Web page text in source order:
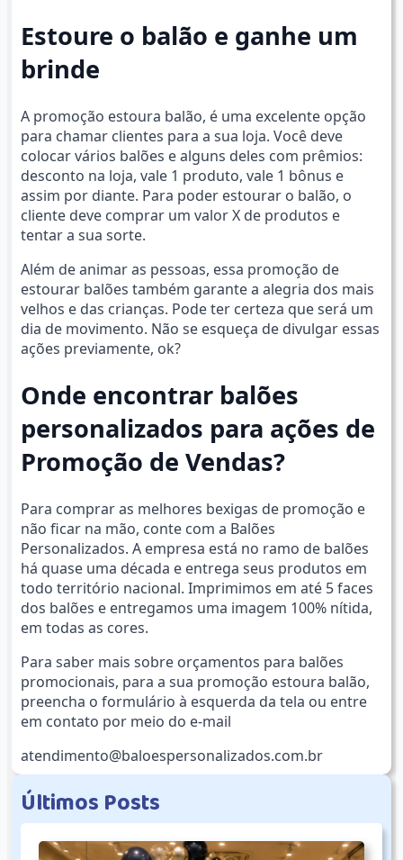
Estoure o balão e ganhe um
brinde
A promoção estoura balão, é uma excelente opção
para chamar clientes para a sua loja. Você deve
colocar vários balões e alguns deles com prêmios:
desconto na loja, vale 1 produto, vale 1 bônus e
assim por diante. Para poder estourar o balão, o
cliente deve comprar um valor X de produtos e
tentar a sua sorte.
Além de animar as pessoas, essa promoção de
estourar balões também garante a alegria dos mais
velhos e das crianças. Pode ter certeza que será um
dia de movimento. Não se esqueça de divulgar essas
ações previamente, ok?
Onde encontrar balões
personalizados para ações de
Promoção de Vendas?
Para comprar as melhores bexigas de promoção e
não ficar na mão, conte com a Balões
Personalizados. A empresa está no ramo de balões
há quase uma década e entrega seus produtos em
todo território nacional. Imprimimos em até 5 faces
dos balões e entregamos uma imagem 100% nítida,
em todas as cores.
Para saber mais sobre orçamentos para balões
promocionais, para a sua promoção estoura balão,
preencha o formulário à esquerda da tela ou entre
em contato por meio do e-mail
atendimento@baloespersonalizados.com.br
ÚltimosPosts